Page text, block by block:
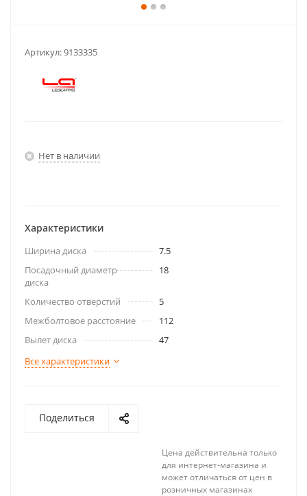
Артикул:9133335
Нет в наличии
Характеристики
Ширина диска
7.5
Посадочный диаметр
диска
18
Количество отверстий
5
Межболтовое расстояние
112
Вылет диска
47
Все характеристики
Поделиться
Цена действительна только
для интернет-магазина и
может отличаться от цен в
розничных магазинах